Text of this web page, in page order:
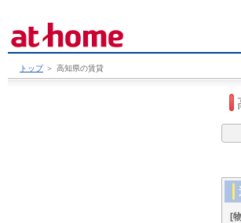
トップ ＞ 高知県の賃貸
[